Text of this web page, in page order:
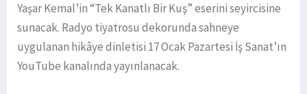
Yaşar Kemal’in “Tek Kanatlı Bir Kuş” eserini seyircisine
sunacak. Radyo tiyatrosu dekorunda sahneye
uygulanan hikâye dinletisi 17 Ocak Pazartesi İş Sanat’ın
YouTube kanalında yayınlanacak.